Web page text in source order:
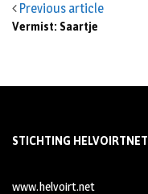
Previous article
Vermist: Saartje
STICHTING HELVOIRTNET
www.helvoirt.net